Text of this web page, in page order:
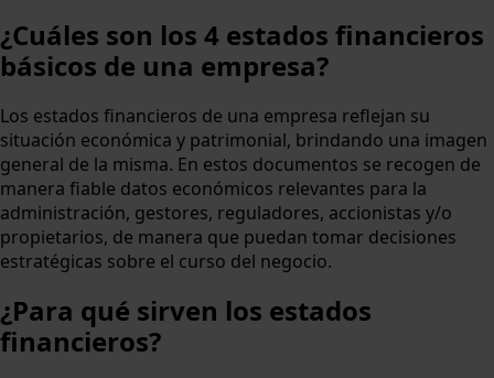
¿Cuáles son los 4 estados financieros
básicos de una empresa?
Los estados financieros de una empresa reflejan su
situación económica y patrimonial, brindando una imagen
general de la misma. En estos documentos se recogen de
manera fiable datos económicos relevantes para la
administración, gestores, reguladores, accionistas y/o
propietarios, de manera que puedan tomar decisiones
estratégicas sobre el curso del negocio.
¿Para qué sirven los estados
financieros?